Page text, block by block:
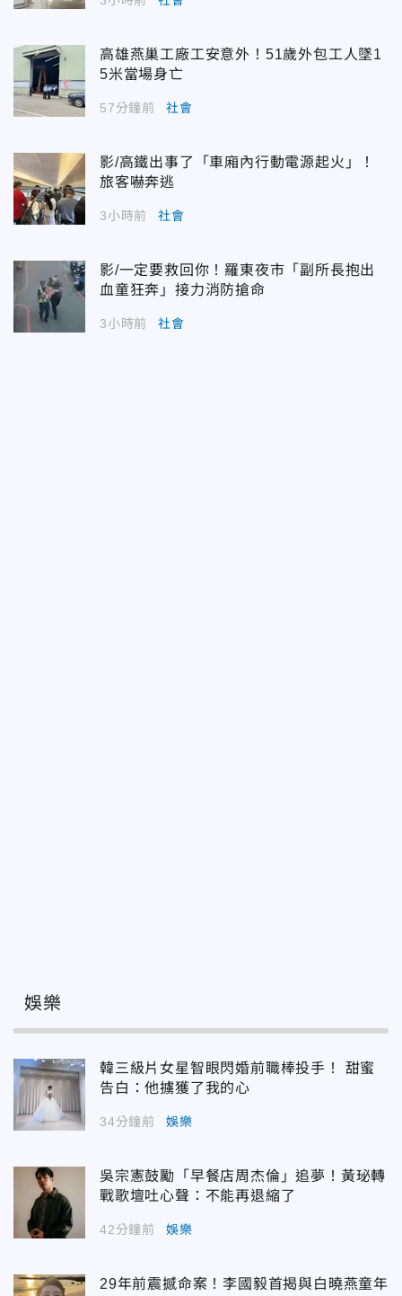
高雄燕巢工廠工安意外！51歲外包工人墜1
5米當場身亡
57分鐘前 社會
影/高鐵出事了「車廂內行動電源起火」！
旅客嚇奔逃
3小時前 社會
影/一定要救回你！羅東夜市「副所長抱出
血童狂奔」接力消防搶命
3小時前 社會
娛樂
韓三級片女星智眼閃婚前職棒投手！ 甜蜜
告白：他擄獲了我的心
34分鐘前 娛樂
吳宗憲鼓勵「早餐店周杰倫」追夢！黃珌轉
戰歌壇吐心聲：不能再退縮了
42分鐘前 娛樂
29年前震撼命案！李國毅首揭與白曉燕童年